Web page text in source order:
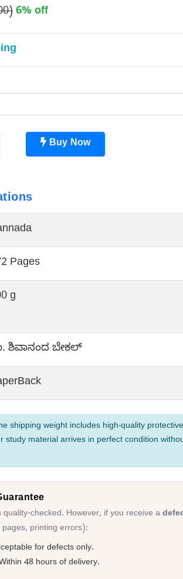
6% off
Buy Now
Pages
g
ಶಿವಾನಂದ ಬೇಕಲ್
shipping weight includes high-quality protective
study material arrives in perfect condition
checked. However, if you receive a
printing errors):
for defects only.
48 hours of delivery.